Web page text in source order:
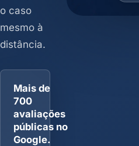
o caso
mesmo à
distância.
Mais de
700
avaliações
públicas no
Google.